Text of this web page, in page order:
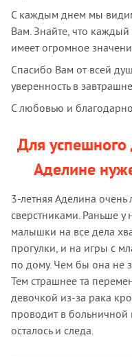
С каждым днем мы
Вам. Знайте, что
имеет огромное
Спасибо Вам от всей
уверенность в
С любовью и
Для успешного
Аделине
3-летняя Аделина
сверстниками. Раньше
малышки на все дела
прогулки, и на игры с
по дому. Чем бы она не
Тем страшнее та
девочкой из-за рака
проводит в больничной
осталось и следа.